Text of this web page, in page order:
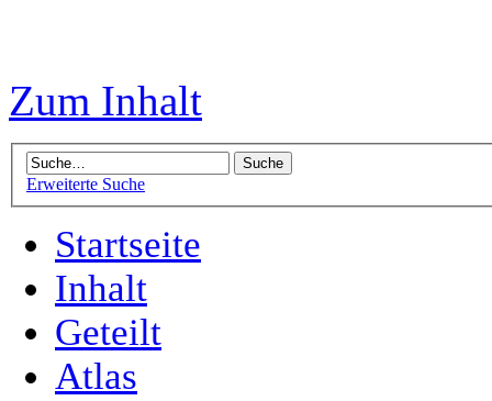
Zum Inhalt
Erweiterte Suche
Startseite
Inhalt
Geteilt
Atlas